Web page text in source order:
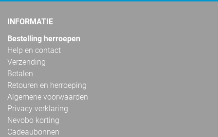
INFORMATIE
Bestelling herroepen
Help en contact
Verzending
Betalen
Retouren en herroeping
Algemene voorwaarden
Privacy verklaring
Nevobo korting
Cadeaubonnen